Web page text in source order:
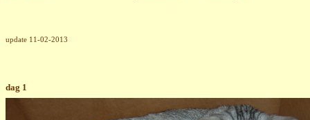
update 11-02-2013
dag 1